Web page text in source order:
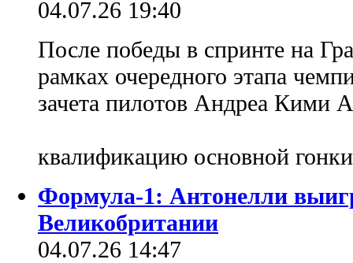
04.07.26 19:40
После победы в спринте на
рамках очередного этапа
зачета пилотов Андреа Кими
квалификацию основной
Формула-1: Антонелли
Великобритании
04.07.26 14:47